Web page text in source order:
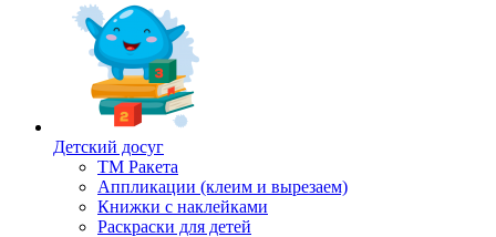
Детский досуг
ТМ Ракета
Аппликации (клеим и вырезаем)
Книжки с наклейками
Раскраски для детей